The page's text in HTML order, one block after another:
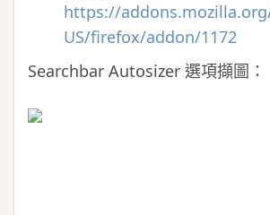
https://
US/firefox/addon/1172
Searchbar Autosizer 選項擷圖：